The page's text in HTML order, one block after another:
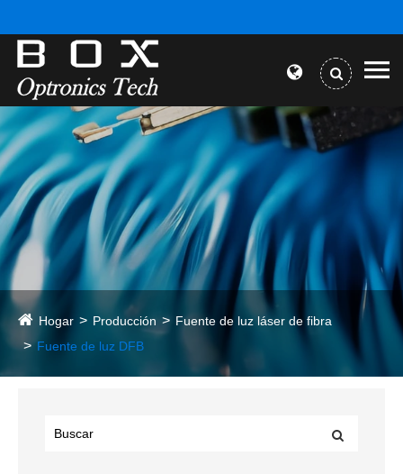
Hogar Producción
Fuente de luz láser de fibra
Fuente de luz DFB